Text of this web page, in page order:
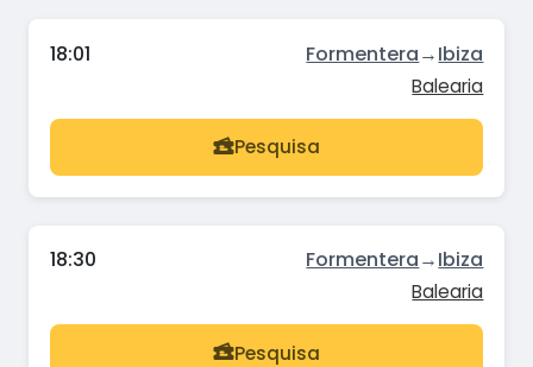
18:01 Formentera→Ibiza
Balearia
Pesquisa
18:30 Formentera→Ibiza
Balearia
Pesquisa